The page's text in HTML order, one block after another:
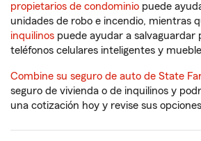
propietarios de condominio puede
unidades de robo e incendio, mientras
inquilinos puede ayudar a salvaguardar
teléfonos celulares inteligentes y
Combine su seguro de auto de State
seguro de vivienda o de inquilinos y
una cotización hoy y revise sus